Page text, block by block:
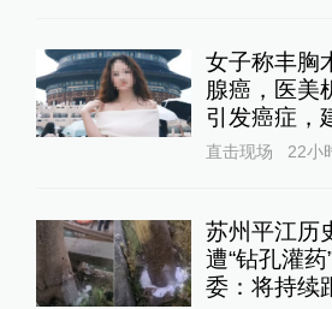
女子称丰胸
腺癌，医美
引发癌症，
直击现场 22小
苏州平江历
遭“钻孔灌
委：将持续